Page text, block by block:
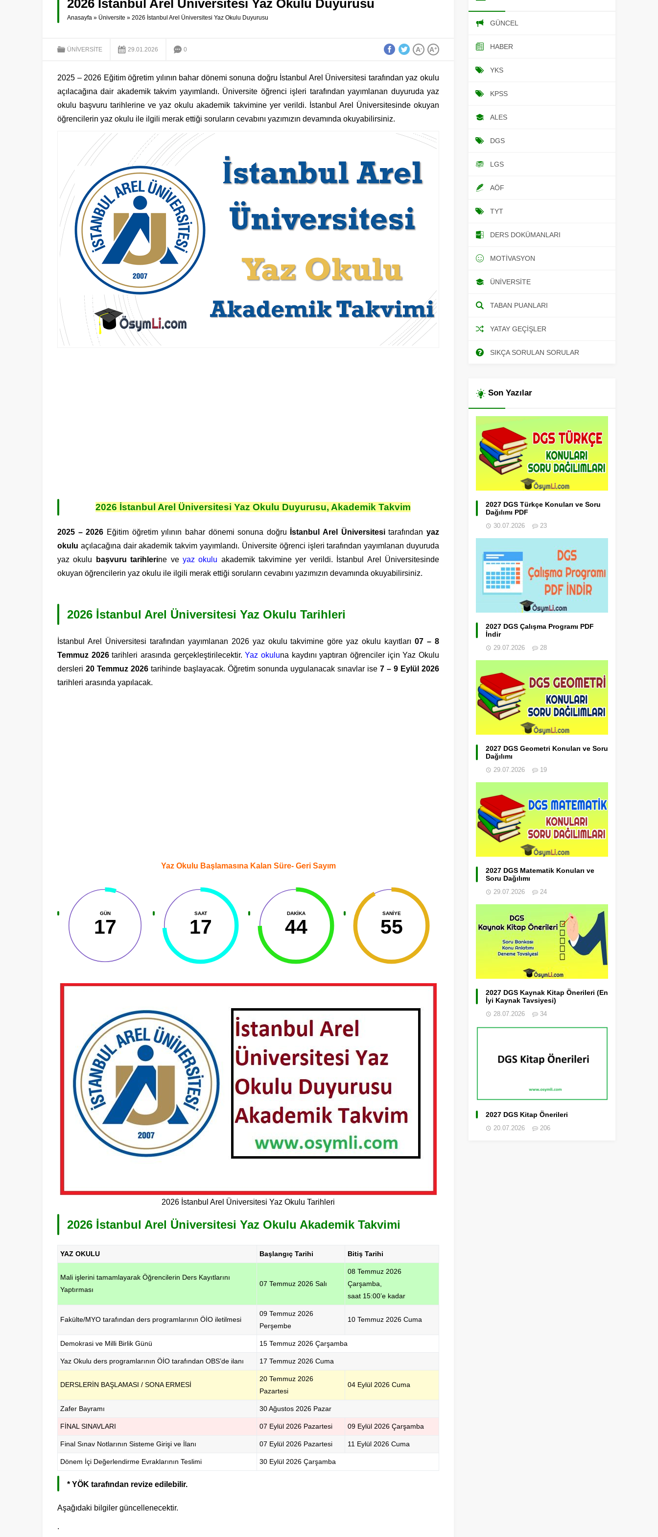
2026 İstanbul Arel Üniversitesi Yaz Okulu Duyurusu
Anasayfa » Üniversite » 2026 İstanbul Arel Üniversitesi Yaz Okulu Duyurusu
ÜNIVERSITE 29.01.2026 0 A+
A-
2025 – 2026 Eğitim öğretim yılının bahar dönemi sonuna doğru İstanbul Arel Üniversitesi tarafından yaz okulu
açılacağına dair akademik takvim yayımlandı. Üniversite öğrenci işleri tarafından yayımlanan duyuruda yaz
okulu başvuru tarihlerine ve yaz okulu akademik takvimine yer verildi. İstanbul Arel Üniversitesinde okuyan
öğrencilerin yaz okulu ile ilgili merak ettiği soruların cevabını yazımızın devamında okuyabilirsiniz.
2026 İstanbul Arel Üniversitesi Yaz Okulu Duyurusu, Akademik Takvim
2025 – 2026 Eğitim öğretim yılının bahar dönemi sonuna doğru İstanbul Arel Üniversitesitarafındanyaz
okulu açılacağına dair akademik takvim yayımlandı. Üniversite öğrenci işleri tarafından yayımlanan duyuruda
yaz okulu
başvuru tarihlerine ve yaz okulu akademik takvimine yer verildi. İstanbul Arel Üniversitesinde
okuyan öğrencilerin yaz okulu ile ilgili merak ettiği soruların cevabını yazımızın devamında okuyabilirsiniz.
2026 İstanbul Arel Üniversitesi Yaz Okulu Tarihleri
İstanbul Arel Üniversitesi tarafından yayımlanan 2026 yaz okulu takvimine göre yaz okulu kayıtları07 – 8
Temmuz 2026tarihleri arasında gerçekleştirilecektir.Yaz okuluna kaydını yaptıran öğrenciler için Yaz Okulu
dersleri 20 Temmuz 2026 tarihinde başlayacak. Öğretim sonunda uygulanacak sınavlar ise 7 – 9 Eylül 2026
tarihleri arasında yapılacak.
Yaz Okulu Başlamasına Kalan Süre- Geri Sayım
GÜN
17
SAAT
17
DAKIKA
44
SANIYE
56
2026 İstanbul Arel Üniversitesi Yaz Okulu Tarihleri
2026 İstanbul Arel Üniversitesi Yaz Okulu Akademik Takvimi
YAZ OKULU Başlangıç Tarihi Bitiş Tarihi
Mali işlerini tamamlayarak Öğrencilerin Ders Kayıtlarını
Yaptırması
07 Temmuz 2026 Salı
08 Temmuz 2026
Çarşamba,
saat 15:00’e kadar
Fakülte/MYO tarafından ders programlarının ÖİO iletilmesi
09 Temmuz 2026
Perşembe
10 Temmuz 2026 Cuma
Demokrasi ve Milli Birlik Günü 15 Temmuz 2026 Çarşamba
Yaz Okulu ders programlarının ÖİO tarafından OBS’de ilanı 17 Temmuz 2026 Cuma
DERSLERİN BAŞLAMASI / SONA ERMESİ
20 Temmuz 2026
Pazartesi
04 Eylül 2026 Cuma
Zafer Bayramı 30 Ağustos 2026 Pazar
FİNAL SINAVLARI 07 Eylül 2026 Pazartesi 09 Eylül 2026 Çarşamba
Final Sınav Notlarının Sisteme Girişi ve İlanı 07 Eylül 2026 Pazartesi 11 Eylül 2026 Cuma
Dönem İçi Değerlendirme Evraklarının Teslimi 30 Eylül 2026 Çarşamba
* YÖK tarafından revize edilebilir.
Aşağıdaki bilgiler güncellenecektir.
.
GÜNCEL
HABER
YKS
KPSS
ALES
DGS
LGS
AÖF
TYT
DERS DOKÜMANLARI
MOTIVASYON
ÜNIVERSITE
TABAN PUANLARI
YATAY GEÇIŞLER
SIKÇA SORULAN SORULAR
Son Yazılar
2027 DGS Türkçe Konuları ve Soru
Dağılımı PDF
30.07.2026 23
2027 DGS Çalışma Programı PDF
İndir
29.07.2026 28
2027 DGS Geometri Konuları ve Soru
Dağılımı
29.07.2026 19
2027 DGS Matematik Konuları ve
Soru Dağılımı
29.07.2026 24
2027 DGS Kaynak Kitap Önerileri (En
İyi Kaynak Tavsiyesi)
28.07.2026 34
2027 DGS Kitap Önerileri
20.07.2026 206